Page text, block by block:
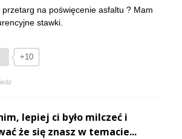
przetarg na poświęcenie asfaltu ? Mam
stawki.
+10
lepiej ci było milczeć i
że się znasz w temacie...